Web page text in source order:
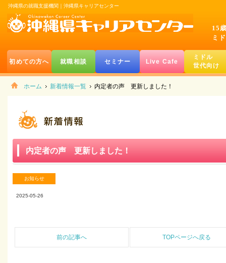
沖縄県の就職支援機関｜沖縄県キャリアセンター
15
ミ
初めての方へ 就職相談 セミナー Live Cafe
ミドル
世代向け
ホーム 新着情報一覧 内定者の声 更新しました！
内定者の声 更新しました！
お知らせ
2025-05-26
前の記事へ TOPページへ戻る